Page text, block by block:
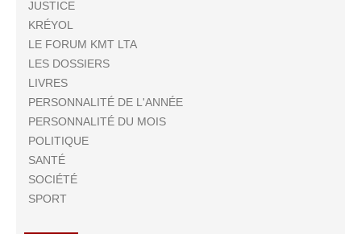
JUSTICE
KRÉYOL
LE FORUM KMT LTA
LES DOSSIERS
LIVRES
PERSONNALITÉ DE L'ANNÉE
PERSONNALITÉ DU MOIS
POLITIQUE
SANTÉ
SOCIÉTÉ
SPORT